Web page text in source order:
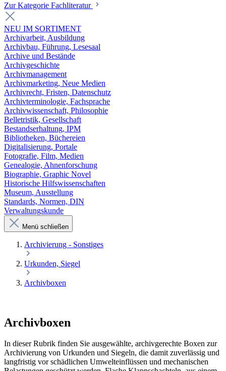
Zur Kategorie Fachliteratur
NEU IM SORTIMENT
Archivarbeit, Ausbildung
Archivbau, Führung, Lesesaal
Archive und Bestände
Archivgeschichte
Archivmanagement
Archivmarketing, Neue Medien
Archivrecht, Fristen, Datenschutz
Archivterminologie, Fachsprache
Archivwissenschaft, Philosophie
Belletristik, Gesellschaft
Bestandserhaltung, IPM
Bibliotheken, Büchereien
Digitalisierung, Portale
Fotografie, Film, Medien
Genealogie, Ahnenforschung
Biographie, Graphic Novel
Historische Hilfswissenschaften
Museum, Ausstellung
Standards, Normen, DIN
Verwaltungskunde
Menü schließen
Archivierung - Sonstiges
Urkunden, Siegel
Archivboxen
Archivboxen
In dieser Rubrik finden Sie ausgewählte, archivgerechte Boxen zur
Archivierung von Urkunden und Siegeln, die damit zuverlässig und
langfristig vor schädlichen Umwelteinflüssen und mechanischen